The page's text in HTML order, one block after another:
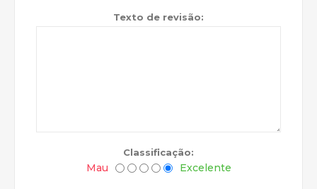
Texto de revisão:
Classificação:
Mau Excelente